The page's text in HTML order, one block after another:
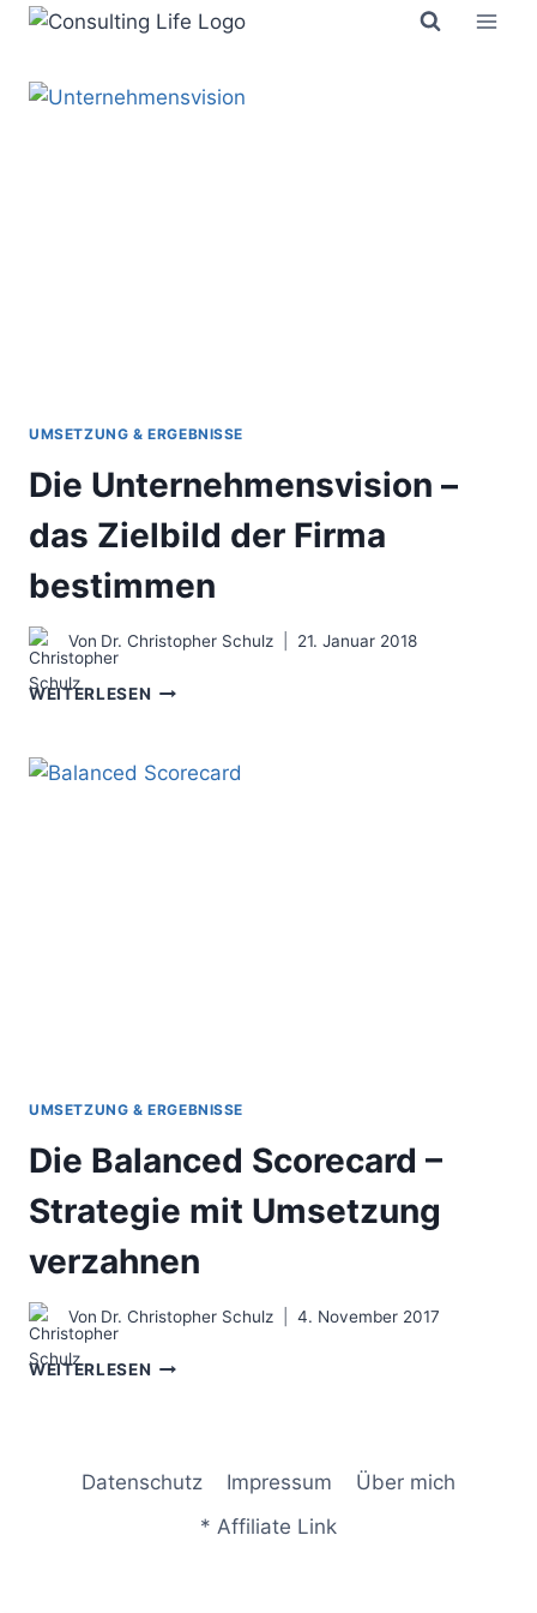
Zum
springen
UMSETZUNG & ERGEBNISSE
Die Unternehmensvision –
das Zielbild der Firma
bestimmen
Von Dr. Christopher Schulz 21. Januar 2018
WEITERLESEN DIE
DAS
UMSETZUNG & ERGEBNISSE
Die Balanced Scorecard –
Strategie mit Umsetzung
verzahnen
Von Dr. Christopher Schulz 4. November 2017
WEITERLESEN DIE
MIT
UMSETZUNG
VERZAHNEN
Datenschutz Impressum
Über mich
* Affiliate Link